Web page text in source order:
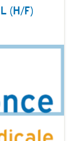
(H/F)